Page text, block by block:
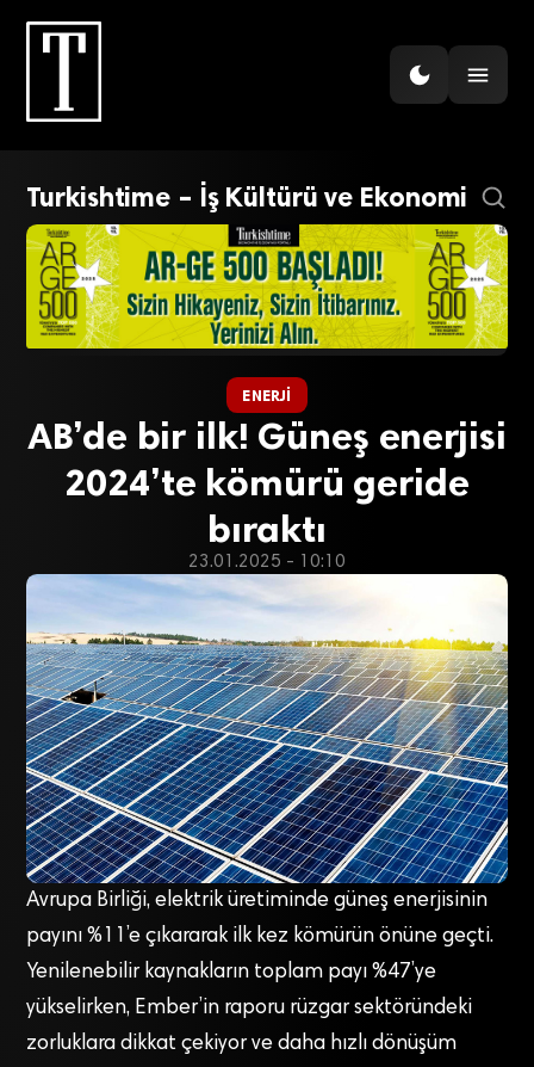
Turkishtime – İş Kültürü ve Ekonomi
ENERJI
AB’de bir ilk! Güneş enerjisi
2024’te kömürü geride
bıraktı
23.01.2025 - 10:10
Avrupa Birliği, elektrik üretiminde güneş enerjisinin
payını %11’e çıkararak ilk kez kömürün önüne geçti.
Yenilenebilir kaynakların toplam payı %47’ye
yükselirken, Ember’in raporu rüzgar sektöründeki
zorluklara dikkat çekiyor ve daha hızlı dönüşüm